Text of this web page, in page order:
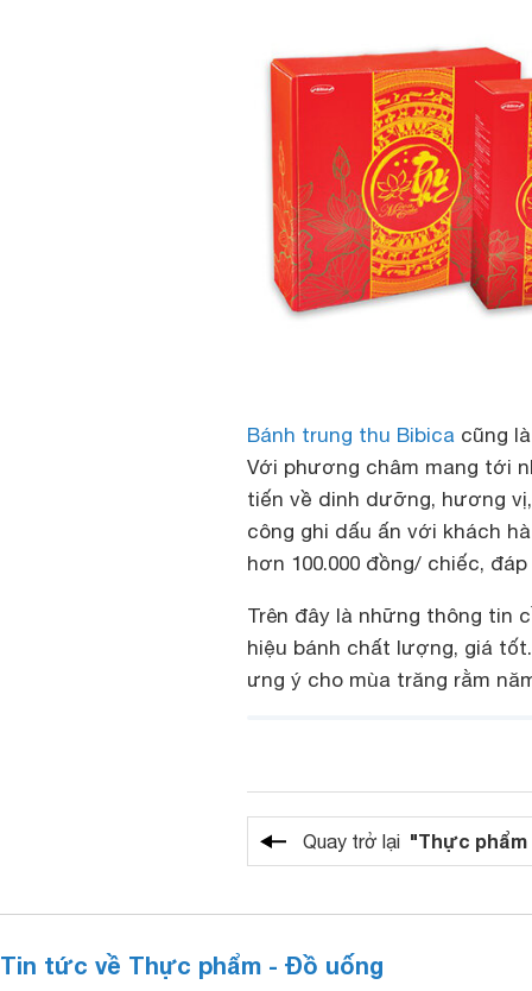
Bánh trung thu Bibica cũng
Với phương châm mang tới
tiến về dinh dưỡng, hương
công ghi dấu ấn với khách
hơn 100.000 đồng/ chiếc,
Trên đây là những thông tin
hiệu bánh chất lượng, giá
ưng ý cho mùa trăng rằm
Quay trở lại "Thực
Tin tức về Thực phẩm - Đồ uống